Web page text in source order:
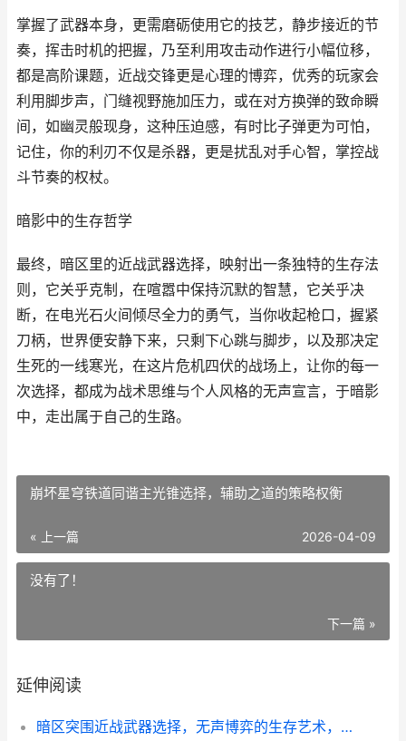
掌握了武器本身，更需磨砺使用它的技艺，静步接近的节
奏，挥击时机的把握，乃至利用攻击动作进行小幅位移，
都是高阶课题，近战交锋更是心理的博弈，优秀的玩家会
利用脚步声，门缝视野施加压力，或在对方换弹的致命瞬
间，如幽灵般现身，这种压迫感，有时比子弹更为可怕，
记住，你的利刃不仅是杀器，更是扰乱对手心智，掌控战
斗节奏的权杖。
暗影中的生存哲学
最终，暗区里的近战武器选择，映射出一条独特的生存法
则，它关乎克制，在喧嚣中保持沉默的智慧，它关乎决
断，在电光石火间倾尽全力的勇气，当你收起枪口，握紧
刀柄，世界便安静下来，只剩下心跳与脚步，以及那决定
生死的一线寒光，在这片危机四伏的战场上，让你的每一
次选择，都成为战术思维与个人风格的无声宣言，于暗影
中，走出属于自己的生路。
崩坏星穹铁道同谐主光锥选择，辅助之道的策略权衡
« 上一篇 2026-04-09
没有了！
下一篇 »
延伸阅读
暗区突围近战武器选择，无声博弈的生存艺术，副标题，暗影中的利刃哲学